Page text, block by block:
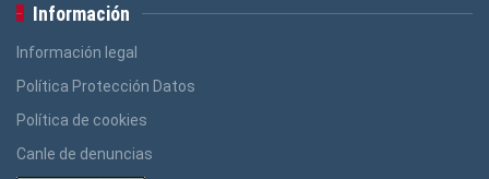
Información
Información legal
Política Protección Datos
Política de cookies
Canle de denuncias